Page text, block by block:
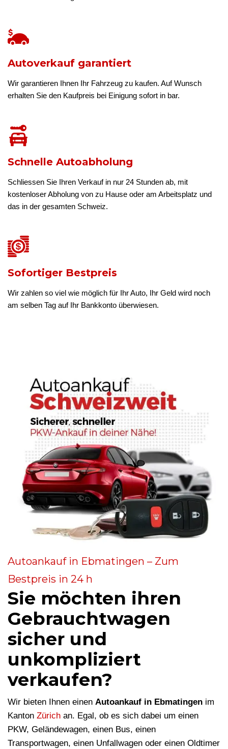
Autoverkauf garantiert
Wir garantieren Ihnen Ihr Fahrzeug zu kaufen. Auf Wunsch
erhalten Sie den Kaufpreis bei Einigung sofort in bar.
Schnelle Autoabholung
Schliessen Sie Ihren Verkauf in nur 24 Stunden ab, mit
kostenloser Abholung von zu Hause oder am Arbeitsplatz und
das in der gesamten Schweiz.
Sofortiger Bestpreis
Wir zahlen so viel wie möglich für Ihr Auto, Ihr Geld wird noch
am selben Tag auf Ihr Bankkonto überwiesen.
Autoankauf in Ebmatingen – Zum
Bestpreis in 24 h
Sie möchten ihren
Gebrauchtwagen
sicher und
unkompliziert
verkaufen?
Wir bieten Ihnen einen Autoankauf in Ebmatingen im
Kanton Zürich an. Egal, ob es sich dabei um einen
PKW, Geländewagen, einen Bus, einen
Transportwagen, einen Unfallwagen oder einen Oldtimer